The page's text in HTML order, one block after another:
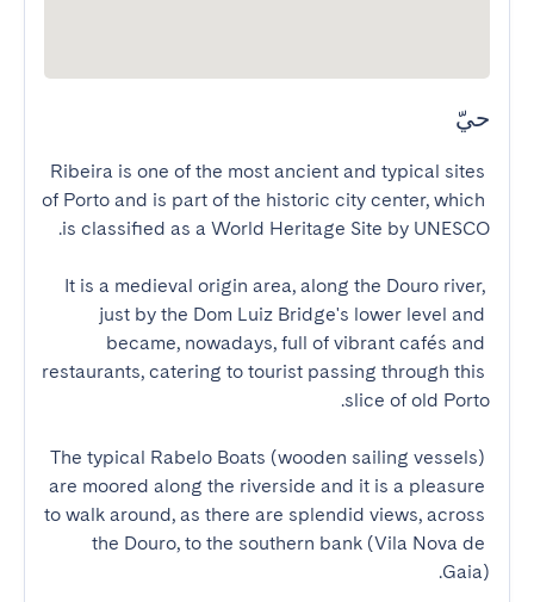
حيّ
Ribeira is one of the most ancient and typical sites
of Porto and is part of the historic city center, which
It is a medieval origin area, along the Douro river,
just by the Dom Luiz Bridge's lower level and
became, nowadays, full of vibrant cafés and
restaurants, catering to tourist passing through this
The typical Rabelo Boats (wooden sailing vessels)
are moored along the riverside and it is a pleasure
to walk around, as there are splendid views, across
the Douro, to the southern bank (Vila Nova de